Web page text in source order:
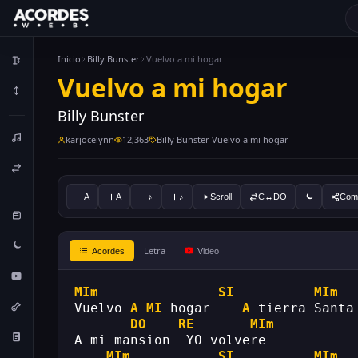
Inicio Billy Bunster Vuelvo a mi hogar
Vuelvo a mi hogar
Billy Bunster
karjocelynn 12,363 Billy Bunster Vuelvo a mi hogar
A A ♪ ♪ Scroll C↔DO
Acordes Letra Video
MIm SI
MIm
Vuelvo A MI hogar A tierra Santa
DO
RE
MIm
A mi mansion  YO volvere